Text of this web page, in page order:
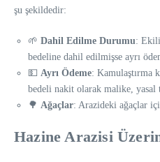
şu şekildedir:
🌱 Dahil Edilme Durumu: Ekili
bedeline dahil edilmişse ayrı
💵 Ayrı Ödeme: Kamulaştırma
bedeli nakit olarak malike, yasal
🌳 Ağaçlar: Arazideki ağaçlar
Hazine Arazisi